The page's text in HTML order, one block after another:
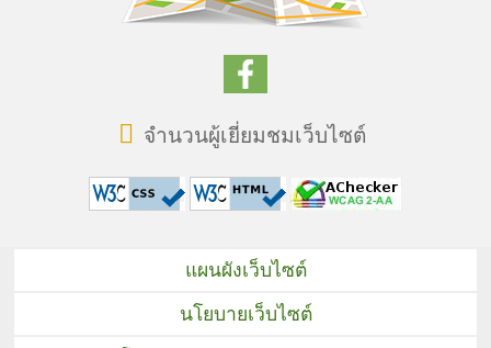
จำนวนผู้เยี่ยมชมเว็บไซต์
แผนผังเว็บไซต์
นโยบายเว็บไซต์